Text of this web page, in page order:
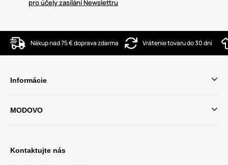
pro účely zasílání Newslettru
Nákup nad 75 € doprava zdarma Vrátenie tovaru do 30 dní
Informácie
MODOVO
Kontaktujte nás